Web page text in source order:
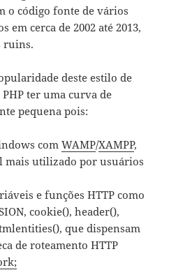
o código fonte de vários
em cerca de 2002 até 2013,
ruins.
deste estilo de
ter uma curva de
pequena pois:
comWAMP/XAMPP,
mais utilizado por usuários
e funções HTTP como
cookie(), header(),
que dispensam
de roteamento HTTP